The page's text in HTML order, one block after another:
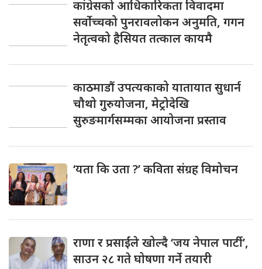
कांग्रेसको आधिकारिकता विवादमा
सर्वोच्चको पुनरावलोकन अनुमति, गगन
नेतृत्वको हैसियत तत्काल कायमै
काठमाडौं उपत्यकाको यातायात सुधार्न
चौथो गुरुयोजना, मेट्रोदेखि
सुरुङमार्गसम्मका आयोजना प्रस्ताव
‘यता कि उता ?’ कविता संग्रह विमोचन
राणा र प्रसाईंले खोल्दै ‘जय नेपाल पार्टी’,
साउन २८ गते घोषणा गर्ने तयारी